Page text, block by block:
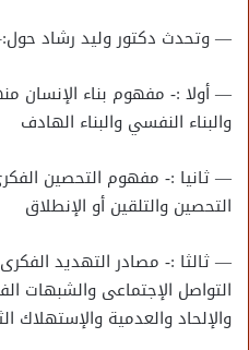
— وتحدث دكتور وليد رشاد
— أولا :- مفهوم بناء الإنسان
والبناء النفسي والبناء الهادف
— ثانيا :- مفهوم التحصين
التحصين والتلقين أو الإنطلاق
— ثالثا :- مصادر التهديد
التواصل الإجتماعى والشبهات
والإلحاد والعدمية والإستهلاك